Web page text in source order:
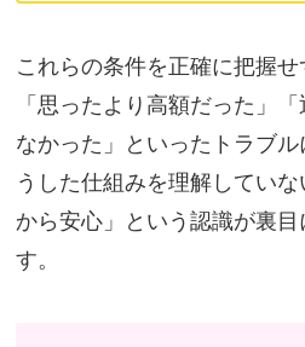
これらの条件を正確に把握せ
「思ったより高額だった」
なかった」といったトラブ
うした仕組みを理解してい
から安心」という認識が裏
す。